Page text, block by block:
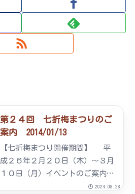
第２４回 七折梅まつりのご
案内 2014/01/13
【七折梅まつり開催期間】 平
成２６年２月２０日（木）～３月
１０日（月）イベントのご案内★
梅加工品の試食・販売・農産物販
2024.08.28